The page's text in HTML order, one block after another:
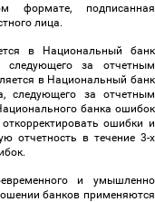
формате, подписанная
лица.
в Национальный банк
за отчетным
в Национальный банк
следующего за отчетным
банка ошибок
ошибки и
отчетность в течение 3-х
и умышленно
банков применяются